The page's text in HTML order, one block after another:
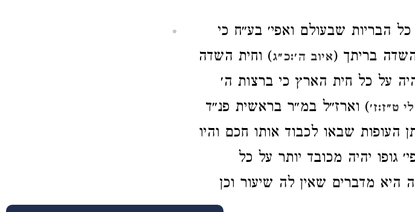
הבריות שבעולם ואפי׳ בע״ח כי
בריתך (איוב ה׳:כ״ג) וחית השדה
על כל חית הארץ כי ברצות ה׳
ט״ז:ז׳) וארז״ל במ״ר בראשית פנ״ד
העופות שבאו לכבוד אותו חכם והיו
גופו יהיה מכובד יותר על כל
היא מדברים שאין לה שיעור וכן